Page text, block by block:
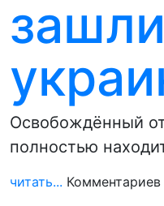
Освобождённый
полностью
читать... Комментариев